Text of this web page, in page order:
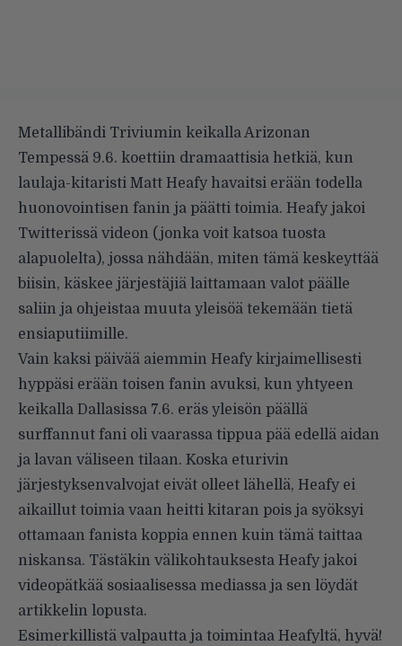
Metallibändi Triviumin keikalla Arizonan
Tempessä 9.6. koettiin dramaattisia hetkiä, kun
laulaja-kitaristi Matt Heafy havaitsi erään todella
huonovointisen fanin ja päätti toimia. Heafy jakoi
Twitterissä videon (jonka voit katsoa tuosta
alapuolelta), jossa nähdään, miten tämä keskeyttää
biisin, käskee järjestäjiä laittamaan valot päälle
saliin ja ohjeistaa muuta yleisöä tekemään tietä
ensiaputiimille.
Vain kaksi päivää aiemmin Heafy kirjaimellisesti
hyppäsi erään toisen fanin avuksi, kun yhtyeen
keikalla Dallasissa 7.6. eräs yleisön päällä
surffannut fani oli vaarassa tippua pää edellä aidan
ja lavan väliseen tilaan. Koska eturivin
järjestyksenvalvojat eivät olleet lähellä, Heafy ei
aikaillut toimia vaan heitti kitaran pois ja syöksyi
ottamaan fanista koppia ennen kuin tämä taittaa
niskansa. Tästäkin välikohtauksesta Heafy jakoi
videopätkää sosiaalisessa mediassa ja sen löydät
artikkelin lopusta.
Esimerkillistä valpautta ja toimintaa Heafyltä, hyvä!